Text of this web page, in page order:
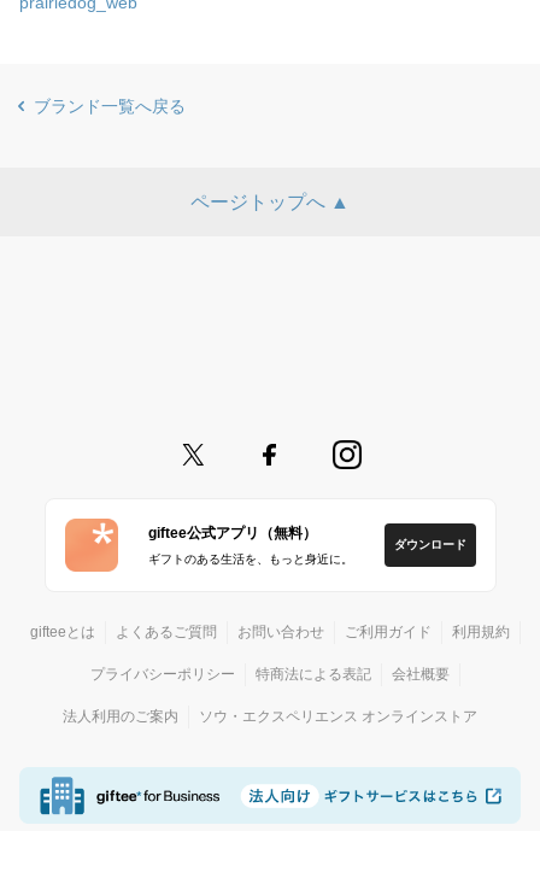
ブランド一覧へ戻る
ページトップへ ▲
giftee公式アプリ（無料）
ギフトのある生活を、もっと身近に。
ダウンロード
gifteeとは よくあるご質問 お問い合わせ ご利用ガイド 利用規約
プライバシーポリシー 特商法による表記 会社概要
法人利用のご案内 ソウ・エクスペリエンス オンラインストア